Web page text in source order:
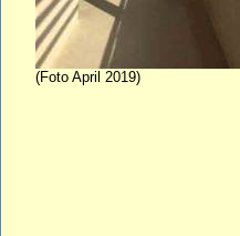
(Foto April 2019)